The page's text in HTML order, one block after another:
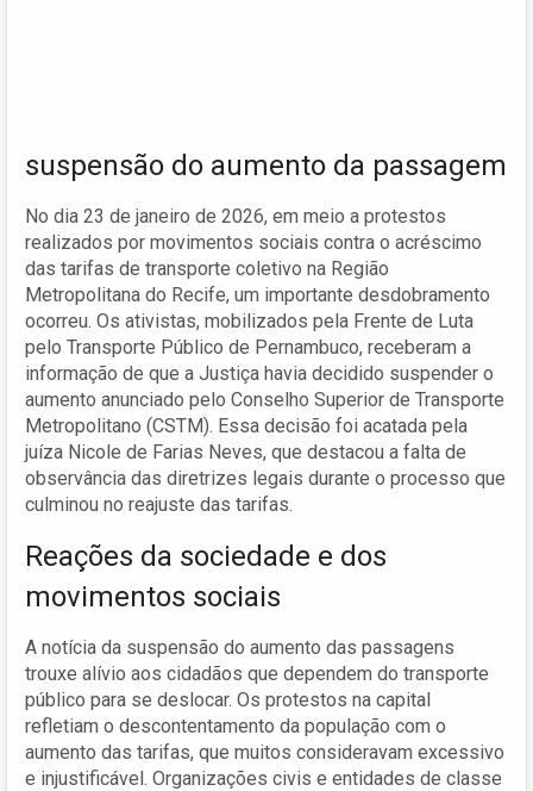
suspensão do aumento da passagem
No dia 23 de janeiro de 2026, em meio a protestos
realizados por movimentos sociais contra o acréscimo
das tarifas de transporte coletivo na Região
Metropolitana do Recife, um importante desdobramento
ocorreu. Os ativistas, mobilizados pela Frente de Luta
pelo Transporte Público de Pernambuco, receberam a
informação de que a Justiça havia decidido suspender o
aumento anunciado pelo Conselho Superior de Transporte
Metropolitano (CSTM). Essa decisão foi acatada pela
juíza Nicole de Farias Neves, que destacou a falta de
observância das diretrizes legais durante o processo que
culminou no reajuste das tarifas.
Reações da sociedade e dos
movimentos sociais
A notícia da suspensão do aumento das passagens
trouxe alívio aos cidadãos que dependem do transporte
público para se deslocar. Os protestos na capital
refletiam o descontentamento da população com o
aumento das tarifas, que muitos consideravam excessivo
e injustificável. Organizações civis e entidades de classe